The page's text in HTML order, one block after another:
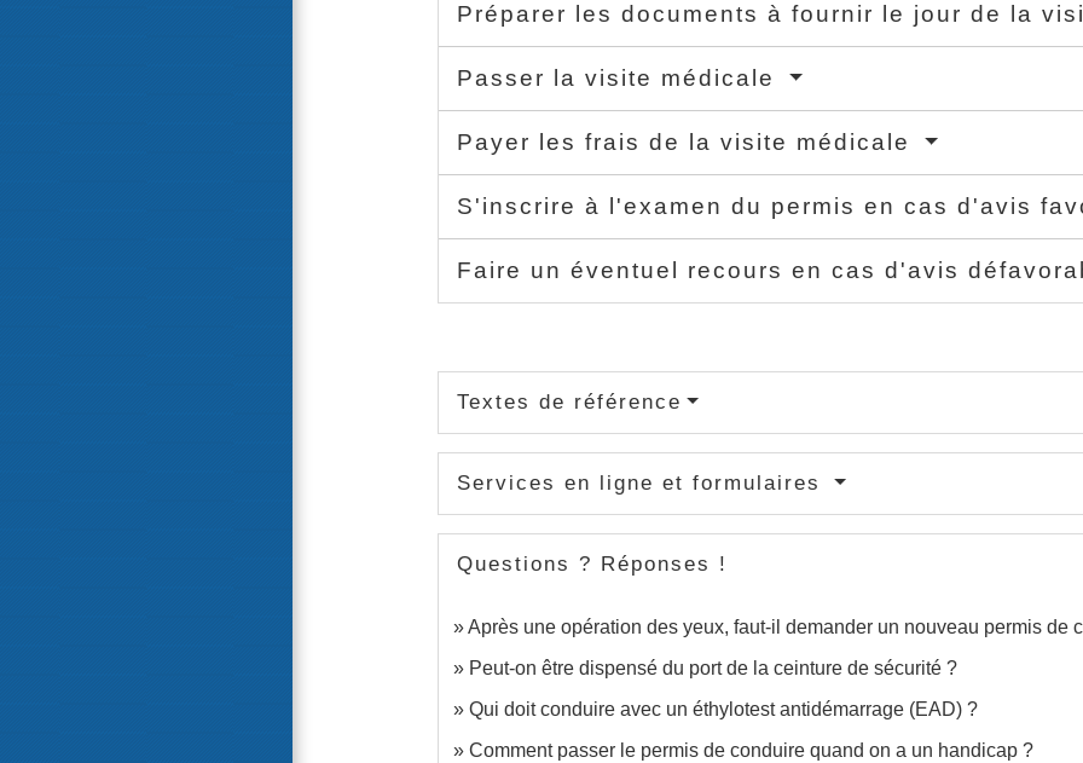
Préparer les documents à fournir le jour de la
Passer la visite médicale
Payer les frais de la visite médicale
S'inscrire à l'examen du permis en cas d'avis
Faire un éventuel recours en cas d'avis
Textes de référence
Services en ligne et formulaires
Questions ? Réponses !
Après une opération des yeux, faut-il demander un nouveau permis de
Peut-on être dispensé du port de la ceinture de sécurité ?
Qui doit conduire avec un éthylotest antidémarrage (EAD) ?
Comment passer le permis de conduire quand on a un handicap ?